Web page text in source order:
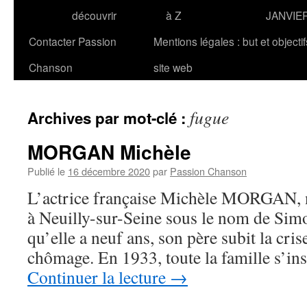
découvrir
à Z
Contacter Passion
Chanson
Mentions légales : but et
site web
Archives par mot-clé : fugue
MORGAN Michèle
Publié le 16 décembre 2020par Passion Chanson
L’actrice française Michèle
à Neuilly-sur-Seine sous le nom de
qu’elle a neuf ans, son père subit la
chômage. En 1933, toute la famille
Continuer la lecture →